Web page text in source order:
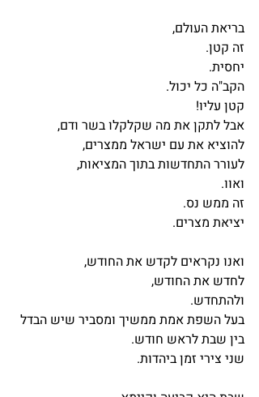
בריאת העולם,
זה קטן.
יחסית.
הקב"ה כל יכול.
קטן עליו!
אבל לתקן את מה שקלקלו בשר ודם,
להוציא את עם ישראל ממצרים,
לעורר התחדשות בתוך המציאות,
ואוו.
זה ממש נס.
יציאת מצרים.
ואנו נקראים לקדש את החודש,
לחדש את החודש,
ולהתחדש.
בעל השפת אמת ממשיך ומסביר שיש הבדל
בין שבת לראש חודש.
שני צירי זמן ביהדות.